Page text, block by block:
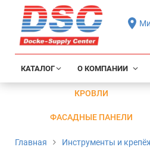
КАТАЛОГ О КОМПАНИИ
КРОВЛИ
ФАСАДНЫЕ ПАНЕЛИ
Главная Инструменты и